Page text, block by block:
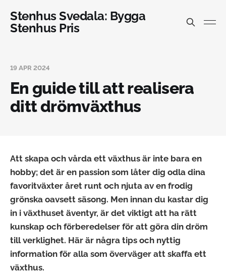
Stenhus Svedala: Bygga
Stenhus Pris
19 APR 2024
En guide till att realisera
ditt drömväxthus
Att skapa och vårda ett växthus är inte bara en
hobby; det är en passion som låter dig odla dina
favoritväxter året runt och njuta av en frodig
grönska oavsett säsong. Men innan du kastar dig
in i växthuset äventyr, är det viktigt att ha rätt
kunskap och förberedelser för att göra din dröm
till verklighet. Här är några tips och nyttig
information för alla som överväger att skaffa ett
växthus.